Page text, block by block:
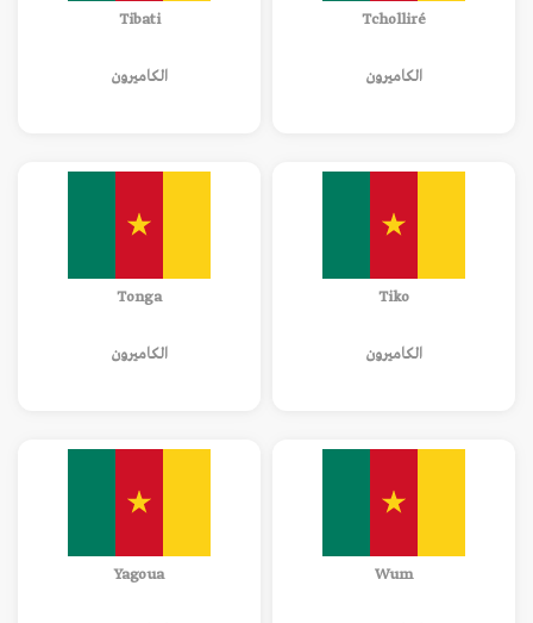
Tcholliré
الكاميرون
Tibati
الكاميرون
Tiko
الكاميرون
Tonga
الكاميرون
Wum
Yagoua